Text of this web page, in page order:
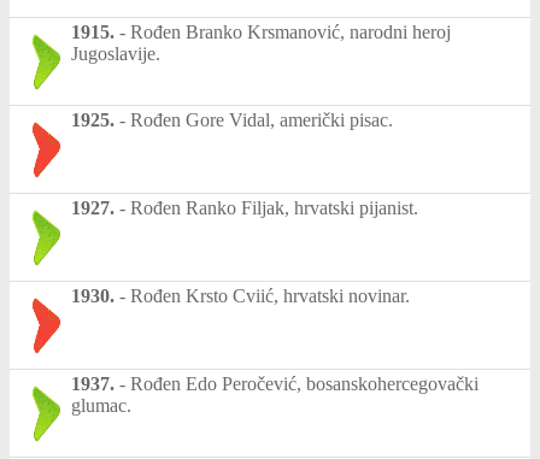
1915. - Rođen Branko Krsmanović, narodni heroj
Jugoslavije.
1925. - Rođen Gore Vidal, američki pisac.
1927. - Rođen Ranko Filjak, hrvatski pijanist.
1930. - Rođen Krsto Cviić, hrvatski novinar.
1937. - Rođen Edo Peročević, bosanskohercegovački
glumac.